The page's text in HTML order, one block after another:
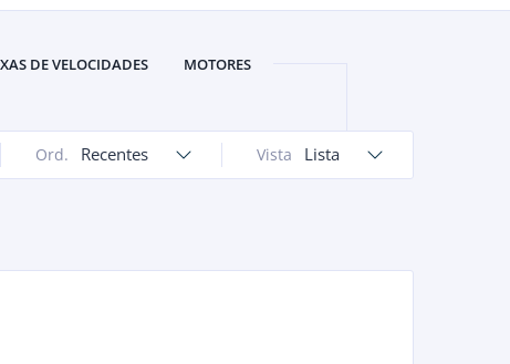
DE VELOCIDADES MOTORES
Vista Lista
Ord. Recentes